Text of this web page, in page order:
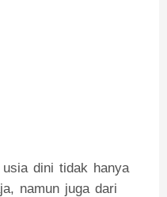
dini tidak hanya
namun juga dari